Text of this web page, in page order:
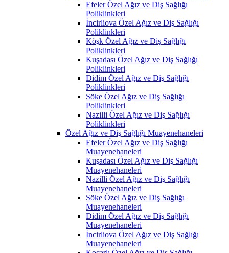
Efeler Özel Ağız ve Diş Sağlığı
Poliklinkleri
İncirliova Özel Ağız ve Diş Sağlığı
Poliklinkleri
Köşk Özel Ağız ve Diş Sağlığı
Poliklinkleri
Kuşadası Özel Ağız ve Diş Sağlığı
Poliklinkleri
Didim Özel Ağız ve Diş Sağlığı
Poliklinkleri
Söke Özel Ağız ve Diş Sağlığı
Poliklinkleri
Nazilli Özel Ağız ve Diş Sağlığı
Poliklinkleri
Özel Ağız ve Diş Sağlığı Muayenehaneleri
Efeler Özel Ağız ve Diş Sağlığı
Muayenehaneleri
Kuşadası Özel Ağız ve Diş Sağlığı
Muayenehaneleri
Nazilli Özel Ağız ve Diş Sağlığı
Muayenehaneleri
Söke Özel Ağız ve Diş Sağlığı
Muayenehaneleri
Didim Özel Ağız ve Diş Sağlığı
Muayenehaneleri
İncirliova Özel Ağız ve Diş Sağlığı
Muayenehaneleri